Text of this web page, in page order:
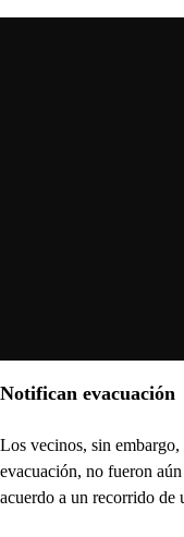
Notifican evacuación
Los vecinos, sin
evacuación, no fueron
acuerdo a un recorrido